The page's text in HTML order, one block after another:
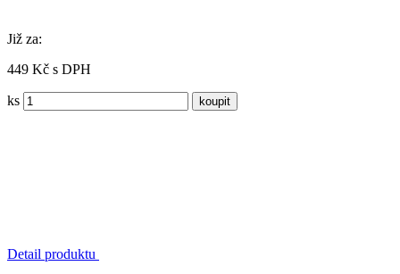
Již za:
449 Kč s DPH
ks
Detail produktu